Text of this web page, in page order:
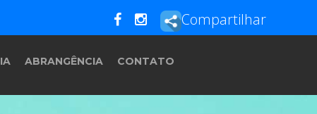
Compartilhar
ABRANGÊNCIA CONTATO